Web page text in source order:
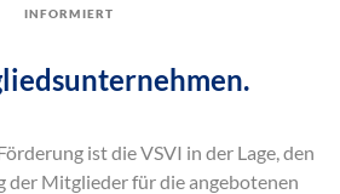
informiert
ist die VSVI in der Lage, den
der Mitglieder für die angebotenen